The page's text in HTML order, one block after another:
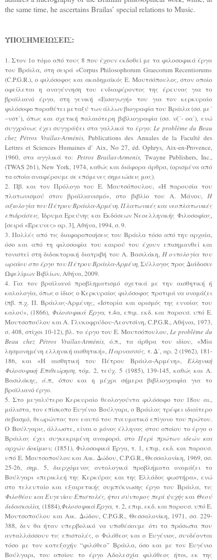
the same time, he ascertains Brailas’ special relations to Music.
ΥΠΟΣΗΜΕΙΩΣΕΙΣ:
1. Στον 1ο τόμο από τους 8 που έχουν εκδοθεί με τα φιλοσοφικά έργα
του Βράιλα, στη σειρά «Corpus Philosophorum Graecorum Recentiorum»
(C.P.G.R.), ο φιλόσοφος και ακαδημαϊκός Ε. Μουτσόπουλος, στον οποίο
οφείλεται η αναγέννηση του ενδιαφέροντος της έρευνας για το
βραϊλιανό έργο, στη γενική «Εισαγωγή» του για τον κερκυραίο
φιλόσοφο παραθέτει μεταξύ των άλλων βιογραφία του Βράιλα (σσ. με΄
–νστ΄), όπως και σχετική παλαιότερη βιβλιογραφία (σσ. νζ΄- οα΄), ενώ
συγχρόνως έχει συγγράψει στα γαλλικά το έργο:Le problème du Beau
chez Pétros Vraïlas-Arménis, Publications des Annales de la Faculté des
Lettres et Sciences Humaines d’ Aix, No 27, éd. Ophrys, Aix-en-Provence,
1960, στα αγγλικά το: Petros Brailas-Armenis, Twayne Publishers, Inc.,
(TWAS 261), New York, 1974, καθώς και διάφορα άρθρα, (ορισμένα από
τα οποία αναφέρουμε σε επόμενες σημειώσεις μας).
2. Πβ. και τον Πρόλογο του Ε. Μουτσόπουλου, «Η παρουσία του
πλατωνισμού στον βραϊλιανισμό», στο βιβλίο του Α. Μάνου, Η
αξιολογία του Πέτρου Βράιλα-Αρμένη. Πλατωνικές και νεοπλατωνικές
επιδράσεις, Ίδρυμα Ερεύνης και Εκδόσεων Νεοελληνικής Φιλοσοφίας,
[σειρά «Έρευνες» αρ. 3], Αθήνα, 1994, σ. 9.
3. Πολλές από τις διαφοροποιήσεις του Βράιλα τόσο από την αρχαία,
όσο και από τη φιλοσοφία του καιρού του έχουν επισημανθεί και
τονιστεί στη διδακτορική διατριβή του Α. Βασιλάκη, Η οντολογία του
ωραίου στο έργο του Πέτρου Βράιλα-Αρμένη, Σύλλογος προς Διάδοσιν
Ωφελίμων Βιβλίων, Αθήνα, 2009.
4. Για τον βραϊλιανό προβληματισμό σχετικά με την αισθητική ή
καλολογία, όπως ο ίδιος ο Κερκυραίος φιλόσοφος προτιμά να ονομάζει
(πβ. π.χ. Π. Βράιλας-Αρμένης, «Ιστορία και ορισμός της εννοίας του
καλού», (1866), Φιλοσοφικά Έργα, τ.4α, επιμ. εκδ. και παρουσ. υπό Ε.
Μουτσοπούλου και Α. Γλυκοφρύδου-Λεοντσίνη, C.P.G.R., Αθήναι, 1973,
σ. 408, στίχοι 10-12), βλ. το έργο του Ε. Μουτσόπουλου, Le problème du
Beau chez Pétros Vraïlas-Arménis, ό.π., τα άρθρα του ιδίου, «Μία
λησμονημένη ελληνική αισθητική», Παρνασσός, τ. Δ΄, αρ. 2 (1962), 181-
186, και «Η αισθητική του Πέτρου Βράιλα-Αρμένη», Ελληνική
Φιλοσοφική Επιθεώρηση,τόμ. 2, τεύχ. 5 (1985), 139-145, καθώς και Α.
Βασιλάκης, ό.π., όπου και η μέχρι σήμερα βιβλιογραφία για το
βραϊλιανό έργο.
5. Στο μεγαλύτερο Κερκυραίο θεολογούντα φιλόσοφο του 18ου αι.,
μάλιστα, τον επίσκοπο Ευγένιο Βούλγαρι, ο Βράιλας τρέφει ιδιαίτερο
σεβασμό, θεωρώντας τον εαυτό του πνευματικό επίγονο του πρώτου.
Ο Βούλγαρις, άλλωστε, είναι ο μόνος έλληνας στου οποίου το έργο ο
Βράιλας έχει συγκεκριμένη αναφορά. στοΠερί πρώτων ιδεών και
αρχών δοκίμιον, (1851), Φιλοσοφικά Έργα, τ. 1, επιμ. εκδ. και παρουσ.
υπό Ε. Μουτσοπούλου και Αικ. Δώδου, C.Ρ.G.R., Θεσσαλονίκη, 1969, σσ.
25-26, σημ. 5, διερχόμενος οντολογικά προβλήματα ονομάζει το
Βούλγαρι «περικλεή της Κερκύρας και της Ελλάδος φωστήρα», ενώ
στο τελευταίο και εξαιρετικής συμπύκνωσης έργο του Βράιλα, τις
Φιλοθέου και Ευγενίου Επιστολές, ήτοι σύντομος περί ψυχήςκαι Θεού
διδασκαλία, (1884),Φιλοσοφικά Έργα, τ. 2, επιμ. εκδ. και παρουσ. υπό Ε.
Μουτσοπούλου και Αικ. Δώδου, C.P.G.R., Θεσσαλονίκη, 1971, σσ. 229-
388, δεν θα ήταν υπερβολικό να υποθέσουμε ότι τα πρόσωπα που
ανταλλάσσουν τις επιστολές, ο Φιλόθεος και ο Ευγένιος, συνδέονται
τόσο με τον κατεξοχήν “φιλόθεο” Βράιλα, όσο και με τον Ευγένιο
Βούλγαρι, του οποίου το έργο Αδολεσχία φιλόθεος ήτοι, εκ της